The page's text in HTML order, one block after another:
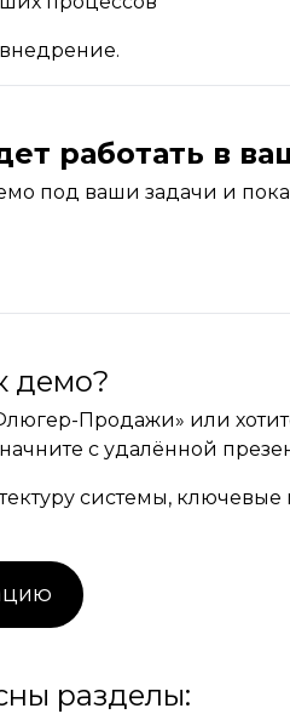
работать в
под ваши задачи и
демо?
Продажи» или
с удалённой
системы,
разделы: